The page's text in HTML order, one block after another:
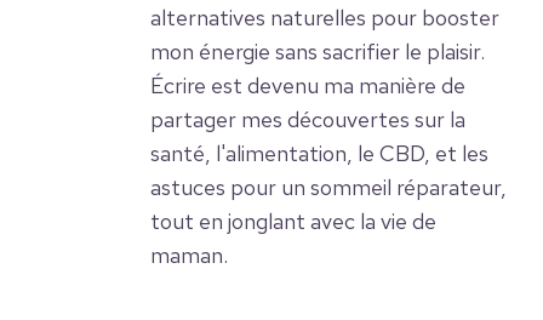
alternatives naturelles pour booster
mon énergie sans sacrifier le plaisir.
Écrire est devenu ma manière de
partager mes découvertes sur la
santé, l'alimentation, le CBD, et les
astuces pour un sommeil réparateur,
tout en jonglant avec la vie de
maman.